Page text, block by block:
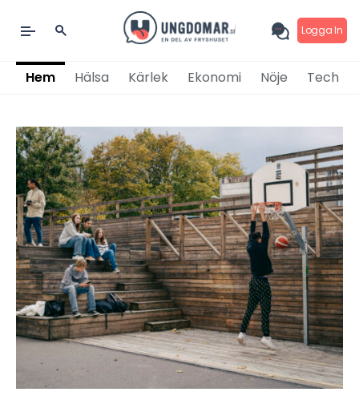
Logga In
Hem Hälsa Kärlek Ekonomi Nöje Tech